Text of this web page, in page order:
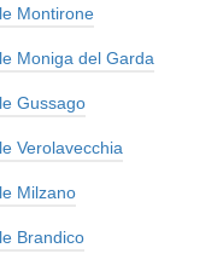
Montirone
Moniga del Garda
Gussago
Verolavecchia
Milzano
Brandico